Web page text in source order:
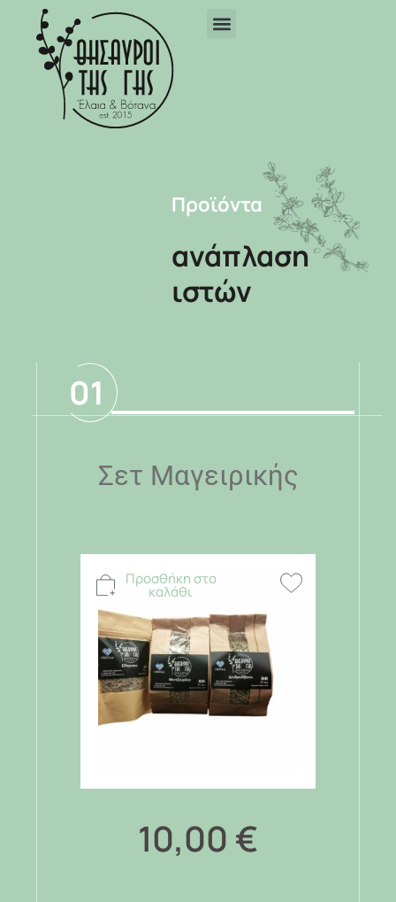
Προϊόντα
ανάπλαση
ιστών
01
Σετ Μαγειρικής
Προσθήκη στο
καλάθι
10,00 €